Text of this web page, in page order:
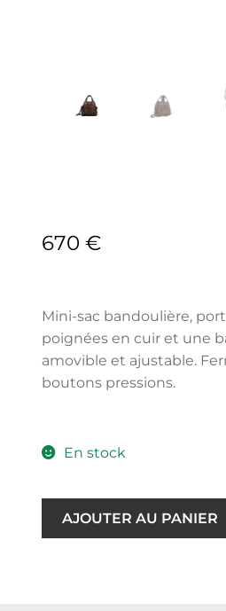
670 €
Mini-sac bandoulière,
poignées en cuir et une
amovible et ajustable.
boutons pressions.
En stock
AJOUTER AU PANIER